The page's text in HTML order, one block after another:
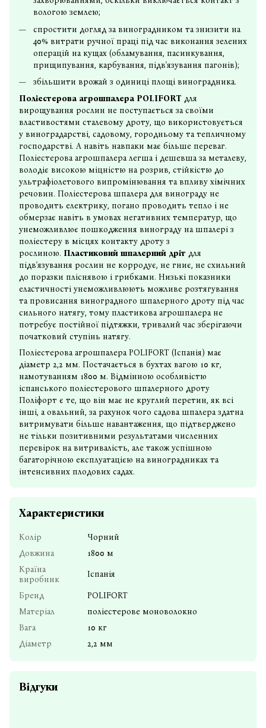
вологою землею;
спростити догляд за виноградником та знизити на
40% витрати ручної праці під час виконання зелених
операцій на кущах (обламування, пасинкування,
прищипування, карбування, підв'язування пагонів);
збільшити врожай з одиниці площі виноградника.
Поліестерова агрошпалера POLIFORT для
вирощування рослин не поступається за своїми
властивостями сталевому дроту, що використовується
у виноградарстві, садовому, городньому та тепличному
господарстві. А навіть навпаки має більше переваг.
Поліестерова агрошпалера легша і дешевша за металеву,
володіє високою міцністю на розрив, стійкістю до
ультрафіолетового випромінювання та впливу хімічних
речовин. Поліестерова шпалера для винограду не
проводить електрику, погано проводить тепло і не
обмерзає навіть в умовах негативних температур, що
унеможливлює пошкодження винограду на шпалері з
поліестеру в місцях контакту дроту з
рослиною. Пластиковий шпалерний дріт для
підв'язування рослин не корродує, не гниє, не схильний
до поразки пліснявою і грибками. Низькі показники
еластичності унеможливлюють можливе розтягування
та провисання виноградного шпалерного дроту під час
сильного натягу, тому пластикова агрошпалера не
потребує постійної підтяжки, тривалий час зберігаючи
початковий ступінь натягу.
Поліестерова агрошпалера POLIFORT (Іспанія) має
діаметр 2,2 мм. Постачається в бухтах вагою 10 кг,
намотуванням 1800 м. Відмінною особливістю
іспанського поліестерового шпалерного дроту
Поліфорт є те, що він має не круглий перетин, як всі
інші, а овальний, за рахунок чого садова шпалера здатна
витримувати більше навантаження, що підтверджено
не тільки позитивними результатами численних
перевірок на витривалість, але також успішною
багаторічною експлуатацією на виноградниках та
інтенсивних плодових садах.
Характеристики
Колір
Чорний
Довжина
1800 м
Країна
виробник
Іспанія
Бренд
POLIFORT
Матеріал
поліестерове моноволокно
Вага
10 кг
Діаметр
2,2 мм
Відгуки